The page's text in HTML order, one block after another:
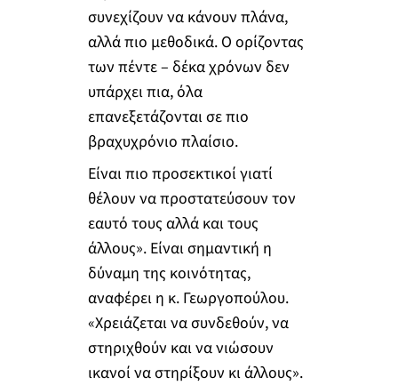
συνεχίζουν να κάνουν πλάνα,
αλλά πιο μεθοδικά. Ο ορίζοντας
των πέντε – δέκα χρόνων δεν
υπάρχει πια, όλα
επανεξετάζονται σε πιο
βραχυχρόνιο πλαίσιο.
Είναι πιο προσεκτικοί γιατί
θέλουν να προστατεύσουν τον
εαυτό τους αλλά και τους
άλλους». Είναι σημαντική η
δύναμη της κοινότητας,
αναφέρει η κ. Γεωργοπούλου.
«Χρειάζεται να συνδεθούν, να
στηριχθούν και να νιώσουν
ικανοί να στηρίξουν κι άλλους».